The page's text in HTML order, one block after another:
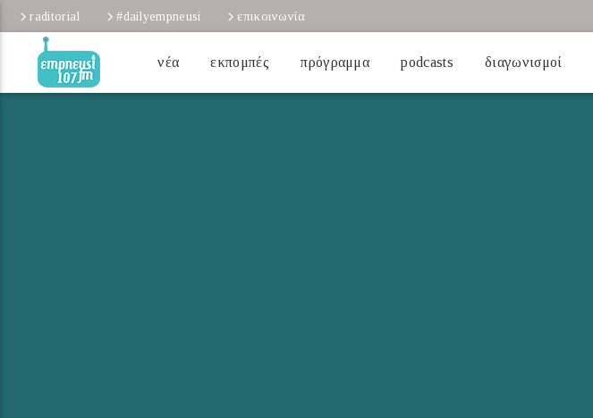
raditorial #dailyempneusi επικοινωνία
νέα εκπομπές πρόγραμμα podcasts διαγωνισμοί